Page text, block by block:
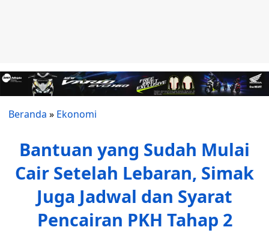
Beranda » Ekonomi
Bantuan yang Sudah Mulai
Cair Setelah Lebaran, Simak
Juga Jadwal dan Syarat
Pencairan PKH Tahap 2